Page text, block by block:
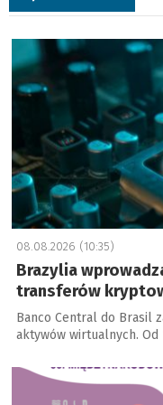
a
08.08.2026 (10:35)
Brazylia
transferów
Banco Central do Brasil
aktywów wirtualnych. Od
a